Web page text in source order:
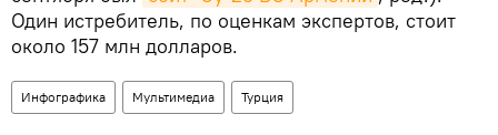
Один истребитель, по оценкам экспертов, стоит
около 157 млн долларов.
Инфографика Мультимедиа Турция